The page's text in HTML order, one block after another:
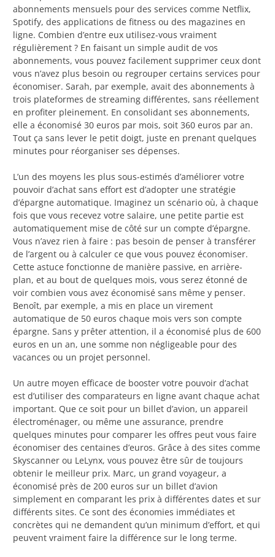
abonnements mensuels pour des services comme Netflix,
Spotify, des applications de fitness ou des magazines en
ligne. Combien d’entre eux utilisez-vous vraiment
régulièrement ? En faisant un simple audit de vos
abonnements, vous pouvez facilement supprimer ceux dont
vous n’avez plus besoin ou regrouper certains services pour
économiser. Sarah, par exemple, avait des abonnements à
trois plateformes de streaming différentes, sans réellement
en profiter pleinement. En consolidant ses abonnements,
elle a économisé 30 euros par mois, soit 360 euros par an.
Tout ça sans lever le petit doigt, juste en prenant quelques
minutes pour réorganiser ses dépenses.
L’un des moyens les plus sous-estimés d’améliorer votre
pouvoir d’achat sans effort est d’adopter une stratégie
d’épargne automatique. Imaginez un scénario où, à chaque
fois que vous recevez votre salaire, une petite partie est
automatiquement mise de côté sur un compte d’épargne.
Vous n’avez rien à faire : pas besoin de penser à transférer
de l’argent ou à calculer ce que vous pouvez économiser.
Cette astuce fonctionne de manière passive, en arrière-
plan, et au bout de quelques mois, vous serez étonné de
voir combien vous avez économisé sans même y penser.
Benoît, par exemple, a mis en place un virement
automatique de 50 euros chaque mois vers son compte
épargne. Sans y prêter attention, il a économisé plus de 600
euros en un an, une somme non négligeable pour des
vacances ou un projet personnel.
Un autre moyen efficace de booster votre pouvoir d’achat
est d’utiliser des comparateurs en ligne avant chaque achat
important. Que ce soit pour un billet d’avion, un appareil
électroménager, ou même une assurance, prendre
quelques minutes pour comparer les offres peut vous faire
économiser des centaines d’euros. Grâce à des sites comme
Skyscanner ou LeLynx, vous pouvez être sûr de toujours
obtenir le meilleur prix. Marc, un grand voyageur, a
économisé près de 200 euros sur un billet d’avion
simplement en comparant les prix à différentes dates et sur
différents sites. Ce sont des économies immédiates et
concrètes qui ne demandent qu’un minimum d’effort, et qui
peuvent vraiment faire la différence sur le long terme.